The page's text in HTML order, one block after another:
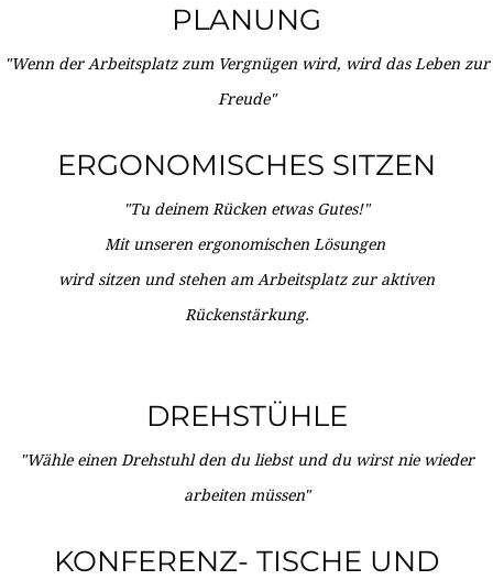
PLANUNG
"Wenn der Arbeitsplatz zum Vergnügen wird, wird das Leben zur
Freude"
ERGONOMISCHES SITZEN
"Tu deinem Rücken etwas Gutes!"
Mit unseren ergonomischen Lösungen
wird sitzen und stehen am Arbeitsplatz zur aktiven
Rückenstärkung.
DREHSTÜHLE
"Wähle einen Drehstuhl den du liebst und du wirst nie wieder
arbeiten müssen"
KONFERENZ- TISCHE UND